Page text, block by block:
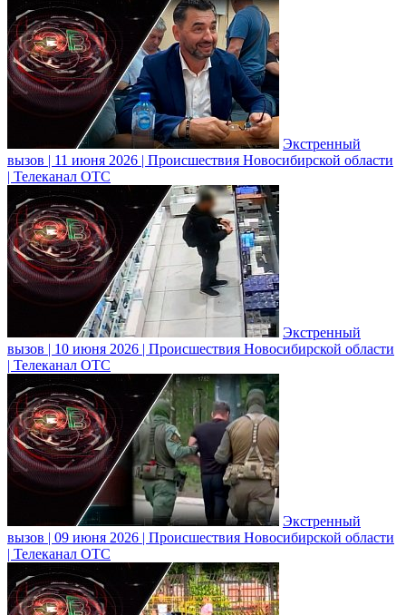
Экстренный
вызов | 11 июня 2026 | Происшествия Новосибирской области
| Телеканал ОТС
Экстренный
вызов | 10 июня 2026 | Происшествия Новосибирской области
| Телеканал ОТС
Экстренный
вызов | 09 июня 2026 | Происшествия Новосибирской области
| Телеканал ОТС